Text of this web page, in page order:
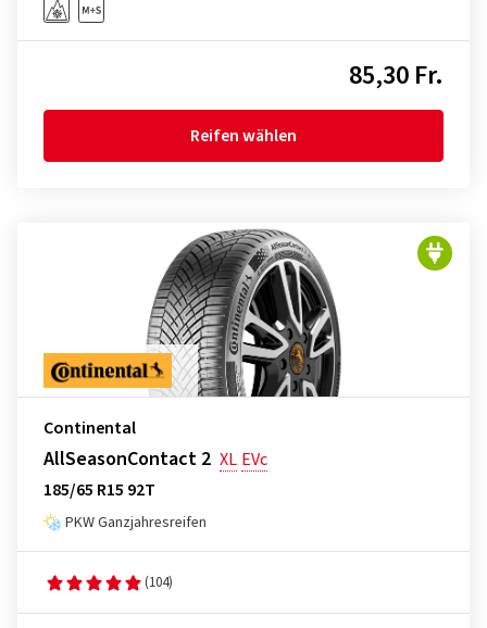
85,30 Fr.
Reifen wählen
Continental
AllSeasonContact 2 XL EVc
185/65 R15 92T
PKW Ganzjahresreifen
(104)